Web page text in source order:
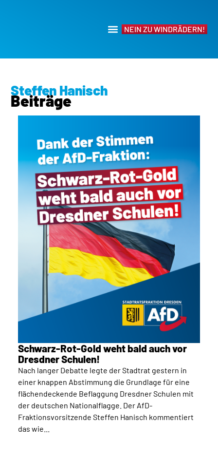
NEIN ZU WINDRÄDERN!
Steffen Hanisch
Beiträge
Schwarz-Rot-Gold weht bald auch vor
Dresdner Schulen!
Nach langer Debatte legte der Stadtrat gestern in
einer knappen Abstimmung die Grundlage für eine
flächendeckende Beflaggung Dresdner Schulen mit
der deutschen Nationalflagge. Der AfD-
Fraktionsvorsitzende Steffen Hanisch kommentiert
das wie...